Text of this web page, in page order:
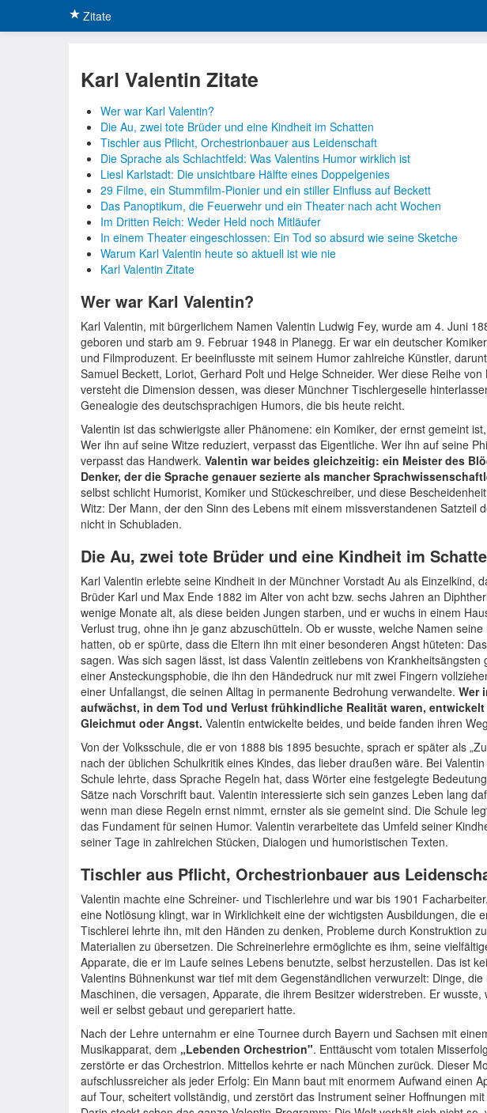
Zitate
Karl Valentin Zitate
Wer war Karl Valentin?
Die Au, zwei tote Brüder und eine Kindheit im Schatten
Tischler aus Pflicht, Orchestrionbauer aus Leidenschaft
Die Sprache als Schlachtfeld: Was Valentins Humor wirklich ist
Liesl Karlstadt: Die unsichtbare Hälfte eines Doppelgenies
29 Filme, ein Stummfilm-Pionier und ein stiller Einfluss auf Beckett
Das Panoptikum, die Feuerwehr und ein Theater nach acht Wochen
Im Dritten Reich: Weder Held noch Mitläufer
In einem Theater eingeschlossen: Ein Tod so absurd wie seine Sketche
Warum Karl Valentin heute so aktuell ist wie nie
Karl Valentin Zitate
Wer war Karl Valentin?
Karl Valentin, mit bürgerlichem Namen Valentin Ludwig Fey, wurde am 4. Juni
geboren und starb am 9. Februar 1948 in Planegg. Er war ein deutscher
und Filmproduzent. Er beeinflusste mit seinem Humor zahlreiche Künstler,
Samuel Beckett, Loriot, Gerhard Polt und Helge Schneider. Wer diese Reihe
versteht die Dimension dessen, was dieser Münchner Tischlergeselle
Genealogie des deutschsprachigen Humors, die bis heute reicht.
Valentin ist das schwierigste aller Phänomene: ein Komiker, der ernst gemeint
Wer ihn auf seine Witze reduziert, verpasst das Eigentliche. Wer ihn auf seine
verpasst das Handwerk. Valentin war beides gleichzeitig: ein Meister des
Denker, der die Sprache genauer sezierte als mancher
selbst schlicht Humorist, Komiker und Stückeschreiber, und diese
Witz: Der Mann, der den Sinn des Lebens mit einem missverstandenen Satzteil
nicht in Schubladen.
Die Au, zwei tote Brüder und eine Kindheit im
Karl Valentin erlebte seine Kindheit in der Münchner Vorstadt Au als Einzelkind,
Brüder Karl und Max Ende 1882 im Alter von acht bzw. sechs Jahren an
wenige Monate alt, als diese beiden Jungen starben, und er wuchs in einem
Verlust trug, ohne ihn je ganz abzuschütteln. Ob er wusste, welche Namen
hatten, ob er spürte, dass die Eltern ihn mit einer besonderen Angst hüteten:
sagen. Was sich sagen lässt, ist dass Valentin zeitlebens von Krankheitsängsten
einer Ansteckungsphobie, die ihn den Händedruck nur mit zwei Fingern
einer Unfallangst, die seinen Alltag in permanente Bedrohung verwandelte. Wer
aufwächst, in dem Tod und Verlust frühkindliche Realität waren,
Gleichmut oder Angst. Valentin entwickelte beides, und beide fanden ihren
Von der Volksschule, die er von 1888 bis 1895 besuchte, sprach er später als
nach der üblichen Schulkritik eines Kindes, das lieber draußen wäre. Bei
Schule lehrte, dass Sprache Regeln hat, dass Wörter eine festgelegte
Sätze nach Vorschrift baut. Valentin interessierte sich sein ganzes Leben lang
wenn man diese Regeln ernst nimmt, ernster als sie gemeint sind. Die Schule
das Fundament für seinen Humor. Valentin verarbeitete das Umfeld seiner
seiner Tage in zahlreichen Stücken, Dialogen und humoristischen Texten.
Tischler aus Pflicht, Orchestrionbauer aus
Valentin machte eine Schreiner- und Tischlerlehre und war bis 1901
eine Notlösung klingt, war in Wirklichkeit eine der wichtigsten Ausbildungen, die
Tischlerei lehrte ihn, mit den Händen zu denken, Probleme durch Konstruktion
Materialien zu übersetzen. Die Schreinerlehre ermöglichte es ihm, seine
Apparate, die er im Laufe seines Lebens benutzte, selbst herzustellen. Das ist
Valentins Bühnenkunst war tief mit dem Gegenständlichen verwurzelt: Dinge,
Maschinen, die versagen, Apparate, die ihrem Besitzer widerstreben. Er wusste,
weil er selbst gebaut und gerepariert hatte.
Nach der Lehre unternahm er eine Tournee durch Bayern und Sachsen mit
Musikapparat, dem „Lebenden Orchestrion". Enttäuscht vom totalen
zerstörte er das Orchestrion. Mittellos kehrte er nach München zurück. Dieser
aufschlussreicher als jeder Erfolg: Ein Mann baut mit enormem Aufwand einen
auf Tour, scheitert vollständig, und zerstört das Instrument seiner Hoffnungen